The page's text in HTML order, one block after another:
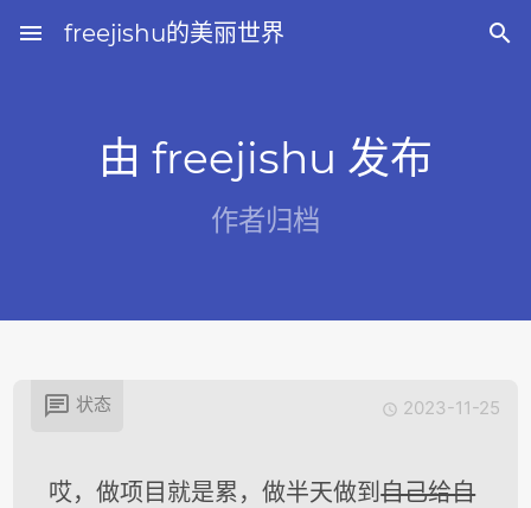
menu freejishu的美丽世界 
由 freejishu 发布
作者归档
 状态  2023-11-25
哎，做项目就是累，做半天做到自己给自